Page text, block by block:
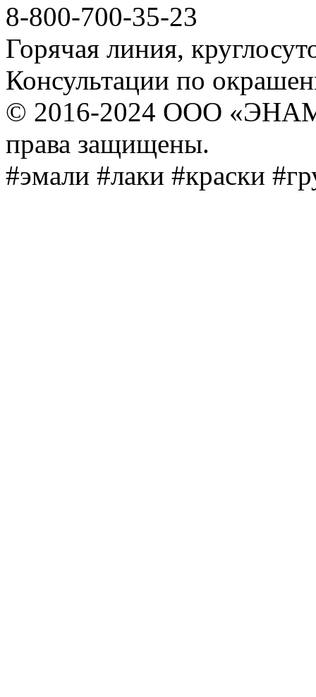
8-800-700-35-23
Горячая линия,
Консультации по
© 2016-2024 ООО
права защищены.
#эмали #лаки #краски